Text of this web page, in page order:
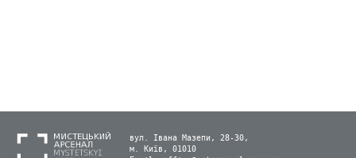
вул. Івана Мазепи, 28-30,
м. Київ, 01010